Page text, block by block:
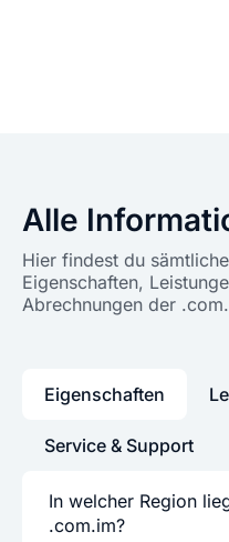
Alle
Hier findest du
Eigenschaften,
Abrechnungen der
Eigenschaften
In welcher Region
.com.im?
Service & Support